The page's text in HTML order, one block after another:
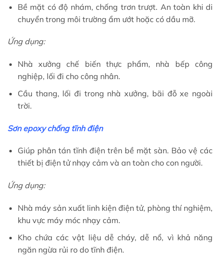
Bề mặt có độ nhám, chống trơn trượt. An toàn khi di
chuyển trong môi trường ẩm ướt hoặc có dầu mỡ.
Ứng dụng:
Nhà xưởng chế biến thực phẩm, nhà bếp công
nghiệp, lối đi cho công nhân.
Cầu thang, lối đi trong nhà xưởng, bãi đỗ xe ngoài
trời.
Sơn epoxy chống tĩnh điện
Giúp phân tán tĩnh điện trên bề mặt sàn. Bảo vệ các
thiết bị điện tử nhạy cảm và an toàn cho con người.
Ứng dụng:
Nhà máy sản xuất linh kiện điện tử, phòng thí nghiệm,
khu vực máy móc nhạy cảm.
Kho chứa các vật liệu dễ cháy, dễ nổ, vì khả năng
ngăn ngừa rủi ro do tĩnh điện.